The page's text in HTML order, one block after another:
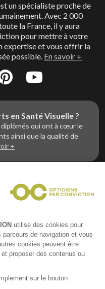
un spécialiste proche de
Avec 2 000
la France, il y aura
pour mettre à votre
expertise et vous offrir la
possible. En savoir +
en Santé Visuelle ?
qui ont à cœur le
ainsi que la qualité de
+
de la vue et
rejoindre ?
la centrale d’achats et
opticiens indépendants
utilise des cookies pour
parcours de navigation et vous
cookies peuvent être
proposer des contenus ou
sur le bouton